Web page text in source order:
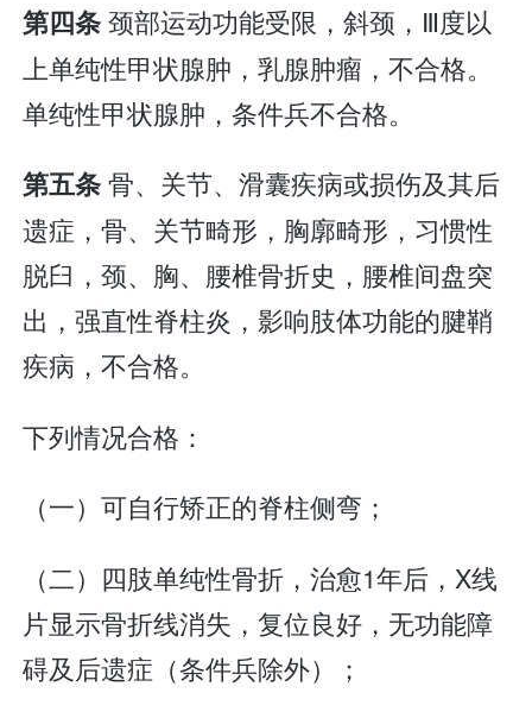
第四条颈部运动功能受限，斜颈，Ⅲ度以
上单纯性甲状腺肿，乳腺肿瘤，不合格。
单纯性甲状腺肿，条件兵不合格。
第五条骨、关节、滑囊疾病或损伤及其后
遗症，骨、关节畸形，胸廓畸形，习惯性
脱臼，颈、胸、腰椎骨折史，腰椎间盘突
出，强直性脊柱炎，影响肢体功能的腱鞘
疾病，不合格。
下列情况合格：
（一）可自行矫正的脊柱侧弯；
（二）四肢单纯性骨折，治愈1年后，X线
片显示骨折线消失，复位良好，无功能障
碍及后遗症（条件兵除外）；